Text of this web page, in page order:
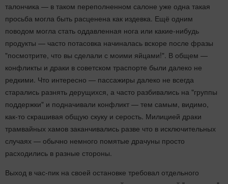
талончика — в таком переполненном салоне уже одна такая
просьба могла быть расценена как издевка. Ещё одним
поводом могла стать оддавленная нога или какие-нибудь
продукты — часто потасовка начиналась вскоре после фразы
"посмотрите, что вы сделали с моими яйцами!". В общем —
конфликты и драки в советском траспорте были далеко не
редкими. Что интересно — пассажиры далеко не всегда
старались разнять дерущихся, а часто разбивались на "группы
поддержки" и подначивали конфликт — тем самым, видимо,
как-то скрашивая общую скуку и серость. Милицией драки
трамвайных хамов заканчивались разве что в исключительных
случаях — обычно немного помятые драчуны просто
расходились в разные стороны.
Выход в час-пик на своей остановке требовал отдельного